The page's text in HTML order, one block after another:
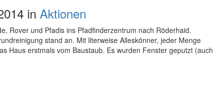
in Aktionen
Rover und Pfadis ins Pfadfinderzentrum nach Röderhaid.
stand an. Mit literweise Alleskönner, jeder Menge
Haus erstmals vom Baustaub. Es wurden Fenster geputzt (auch